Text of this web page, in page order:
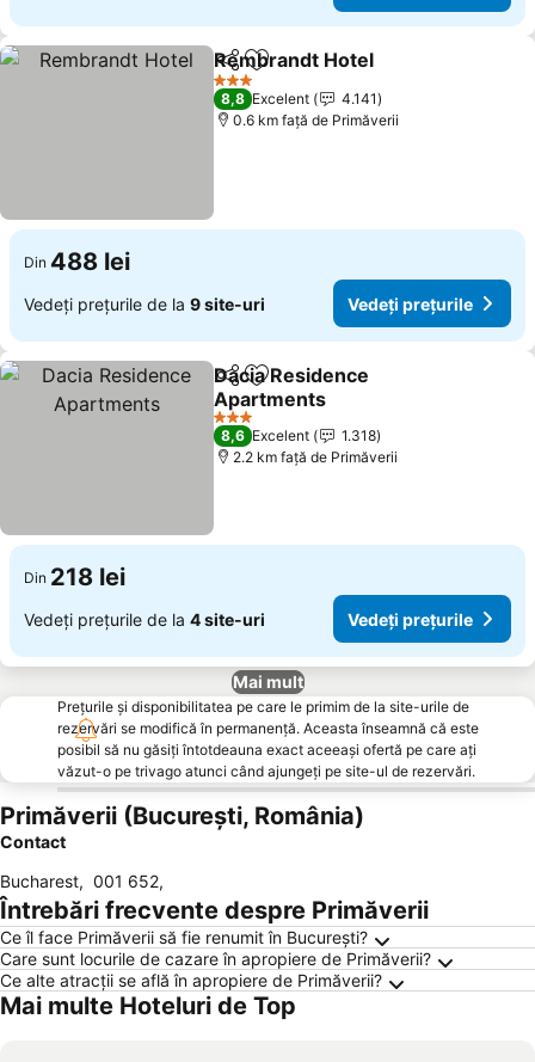
DistribuițiAdăugaţi la favorite
Rembrandt Hotel
3 Stele
8,8 Excelent
4.141
0.6 km faţă de Primăverii
Din 488 lei
Vedeți prețurile de la 9 site-uri Vedeți prețurile
DistribuițiAdăugaţi la favorite
Dacia Residence
Apartments
3 Stele
8,6 Excelent
1.318
2.2 km faţă de Primăverii
Din 218 lei
Vedeți prețurile de la 4 site-uri Vedeți prețurile
Mai mult
Prețurile și disponibilitatea pe care le primim de la site-urile de
rezervări se modifică în permanență. Aceasta înseamnă că este
posibil să nu găsiți întotdeauna exact aceeași ofertă pe care ați
văzut-o pe trivago atunci când ajungeți pe site-ul de rezervări.
Primăverii (București, România)
Contact
Bucharest, 001 652,
Întrebări frecvente despre Primăverii
Ce îl face Primăverii să fie renumit în București?
Care sunt locurile de cazare în apropiere de Primăverii?
Ce alte atracții se află în apropiere de Primăverii?
Mai multe Hoteluri de Top